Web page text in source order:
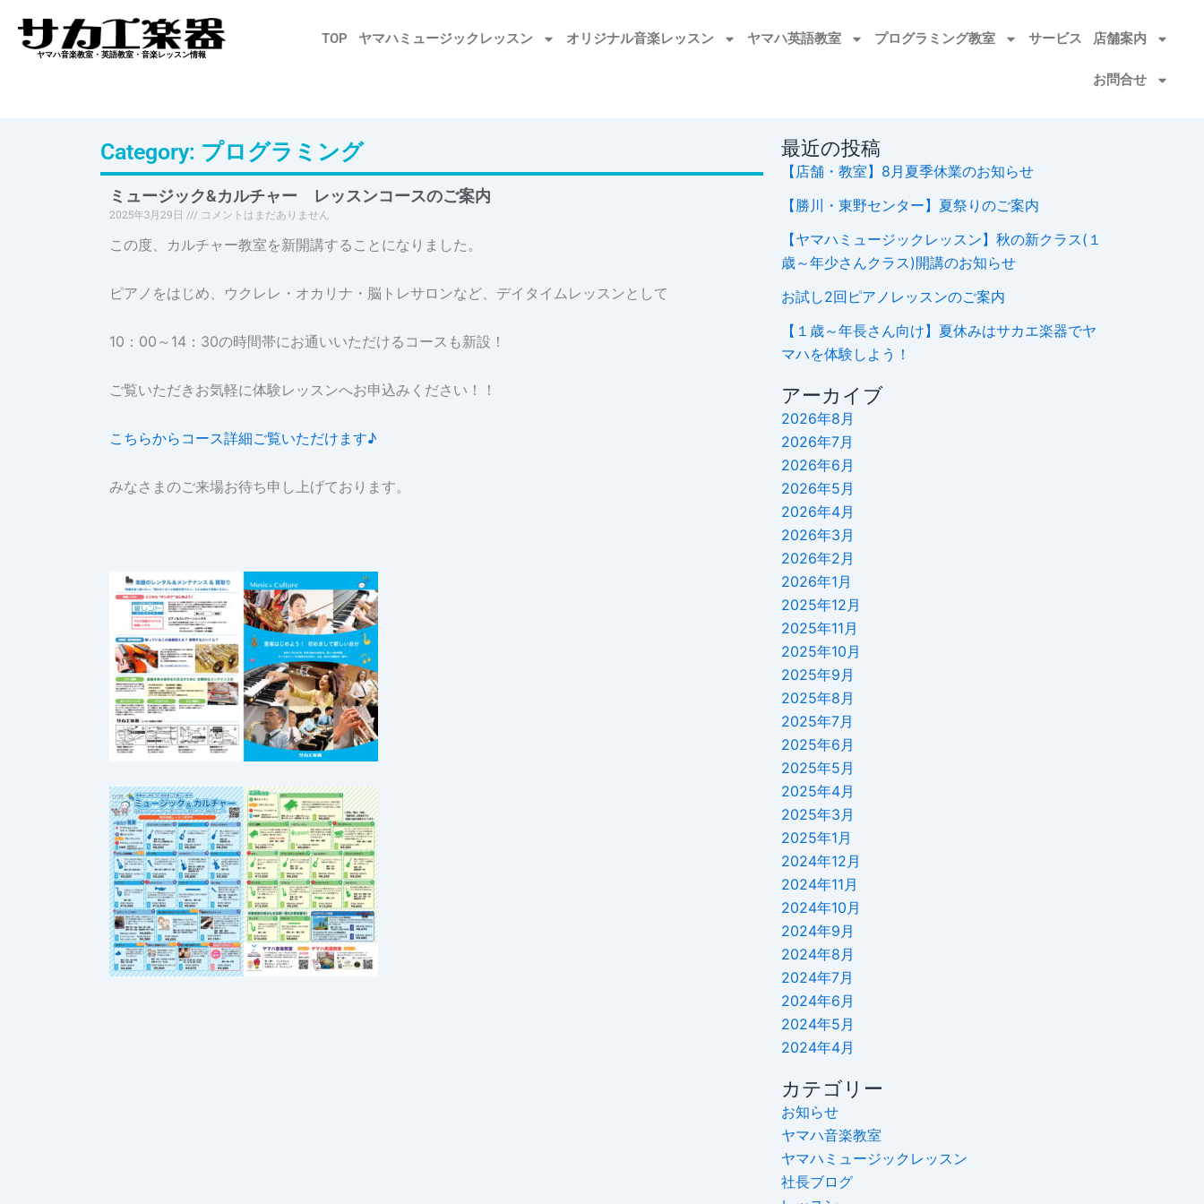
ヤマハ音楽教室・英語教室・音楽レッスン情報
TOP ヤマハミュージックレッスン オリジナル音楽レッスン ヤマハ英語教室​ プログラミング教室 サービス 店舗案内
お問合せ
Category: プログラミング
ミュージック&カルチャー レッスンコースのご案内
2025年3月29日 コメントはまだありません
この度、カルチャー教室を新開講することになりました。
ピアノをはじめ、ウクレレ・オカリナ・脳トレサロンなど、デイタイムレッスンとして
10：00～14：30の時間帯にお通いいただけるコースも新設！
ご覧いただきお気軽に体験レッスンへお申込みください！！
こちらからコース詳細ご覧いただけます♪
みなさまのご来場お待ち申し上げております。
最近の投稿
【店舗・教室】8月夏季休業のお知らせ
【勝川・東野センター】夏祭りのご案内
【ヤマハミュージックレッスン】秋の新クラス(１
歳～年少さんクラス)開講のお知らせ
お試し2回ピアノレッスンのご案内
【１歳～年長さん向け】夏休みはサカエ楽器でヤ
マハを体験しよう！
アーカイブ
2026年8月
2026年7月
2026年6月
2026年5月
2026年4月
2026年3月
2026年2月
2026年1月
2025年12月
2025年11月
2025年10月
2025年9月
2025年8月
2025年7月
2025年6月
2025年5月
2025年4月
2025年3月
2025年1月
2024年12月
2024年11月
2024年10月
2024年9月
2024年8月
2024年7月
2024年6月
2024年5月
2024年4月
カテゴリー
お知らせ
ヤマハ音楽教室
ヤマハミュージックレッスン
社長ブログ